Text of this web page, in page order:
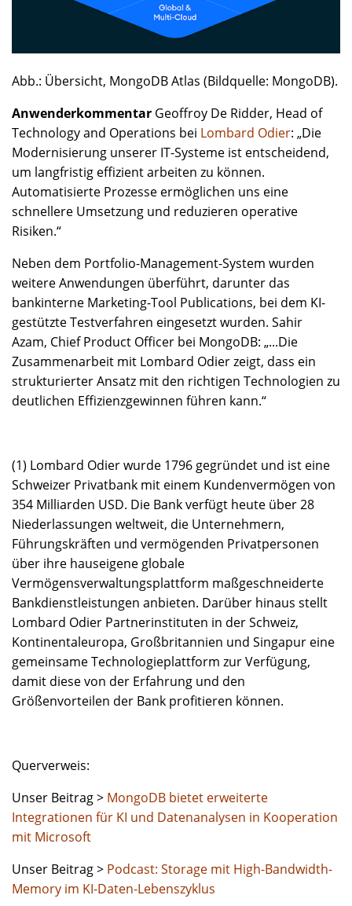
Abb.: Übersicht, MongoDB Atlas (Bildquelle: MongoDB).
Anwenderkommentar Geoffroy De Ridder, Head of
Technology and Operations bei Lombard Odier: „Die
Modernisierung unserer IT-Systeme ist entscheidend,
um langfristig effizient arbeiten zu können.
Automatisierte Prozesse ermöglichen uns eine
schnellere Umsetzung und reduzieren operative
Risiken.“
Neben dem Portfolio-Management-System wurden
weitere Anwendungen überführt, darunter das
bankinterne Marketing-Tool Publications, bei dem KI-
gestützte Testverfahren eingesetzt wurden. Sahir
Azam, Chief Product Officer bei MongoDB: „...Die
Zusammenarbeit mit Lombard Odier zeigt, dass ein
strukturierter Ansatz mit den richtigen Technologien zu
deutlichen Effizienzgewinnen führen kann.“
(1) Lombard Odier wurde 1796 gegründet und ist eine
Schweizer Privatbank mit einem Kundenvermögen von
354 Milliarden USD. Die Bank verfügt heute über 28
Niederlassungen weltweit, die Unternehmern,
Führungskräften und vermögenden Privatpersonen
über ihre hauseigene globale
Vermögensverwaltungsplattform maßgeschneiderte
Bankdienstleistungen anbieten. Darüber hinaus stellt
Lombard Odier Partnerinstituten in der Schweiz,
Kontinentaleuropa, Großbritannien und Singapur eine
gemeinsame Technologieplattform zur Verfügung,
damit diese von der Erfahrung und den
Größenvorteilen der Bank profitieren können.
Querverweis:
Unser Beitrag > MongoDB bietet erweiterte
Integrationen für KI und Datenanalysen in Kooperation
mit Microsoft
Unser Beitrag > Podcast: Storage mit High-Bandwidth-
Memory im KI-Daten-Lebenszyklus